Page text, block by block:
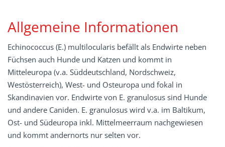
Allgemeine Informationen
Echinococcus (E.) multilocularis befällt als Endwirte neben
Füchsen auch Hunde und Katzen und kommt in
Mitteleuropa (v.a. Süddeutschland, Nordschweiz,
Westösterreich), West- und Osteuropa und fokal in
Skandinavien vor. Endwirte von E. granulosus sind Hunde
und andere Caniden. E. granulosus wird v.a. im Baltikum,
Ost- und Südeuropa inkl. Mittelmeerraum nachgewiesen
und kommt andernorts nur selten vor.